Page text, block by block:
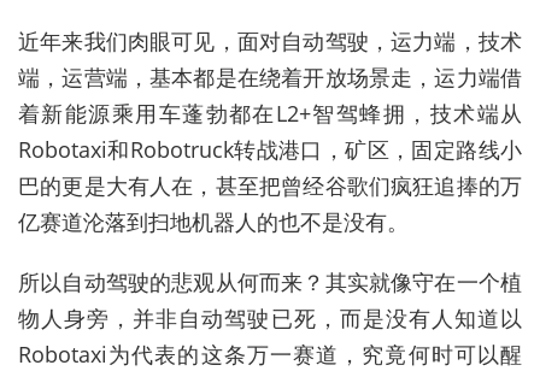
近年来我们肉眼可见，面对自动驾驶，运力端，技术
端，运营端，基本都是在绕着开放场景走，运力端借
着新能源乘用车蓬勃都在L2+智驾蜂拥，技术端从
Robotaxi和Robotruck转战港口，矿区，固定路线小
巴的更是大有人在，甚至把曾经谷歌们疯狂追捧的万
亿赛道沦落到扫地机器人的也不是没有。
所以自动驾驶的悲观从何而来？其实就像守在一个植
物人身旁，并非自动驾驶已死，而是没有人知道以
Robotaxi为代表的这条万一赛道，究竟何时可以醒